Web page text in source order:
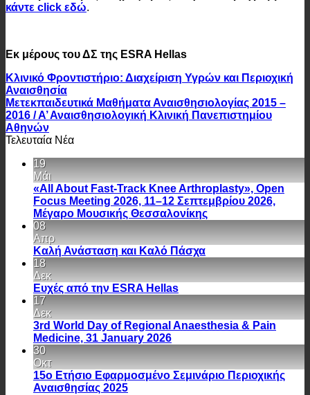
κάντε click εδώ.
Εκ μέρους του ΔΣ της ESRA Hellas
Κλινικό Φροντιστήριο: Διαχείριση Υγρών και Περιοχική
Αναισθησία
Μετεκπαιδευτικά Μαθήματα Αναισθησιολογίας 2015 –
2016 / Α’ Αναισθησιολογική Κλινική Πανεπιστημίου
Αθηνών
Τελευταία Νέα
19
Μάι
«All About Fast-Track Knee Arthroplasty», Open
Focus Meeting 2026, 11–12 Σεπτεμβρίου 2026,
Μέγαρο Μουσικής Θεσσαλονίκης
08
Απρ
Καλή Ανάσταση και Καλό Πάσχα
18
Δεκ
Ευχές από την ESRA Hellas
17
Δεκ
3rd World Day of Regional Anaesthesia & Pain
Medicine, 31 January 2026
30
Οκτ
15ο Ετήσιο Εφαρμοσμένο Σεμινάριο Περιοχικής
Αναισθησίας 2025